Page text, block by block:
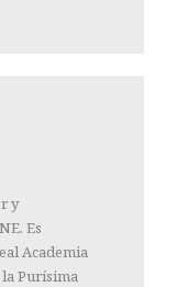
y
Es
Academia
la Purísima